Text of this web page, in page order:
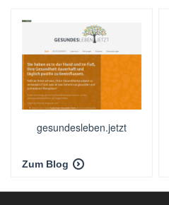
gesundesleben.jetzt
Zum Blog